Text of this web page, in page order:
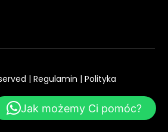
|Regulamin |Polityka
WWW
Jak możemy Ci pomóc?